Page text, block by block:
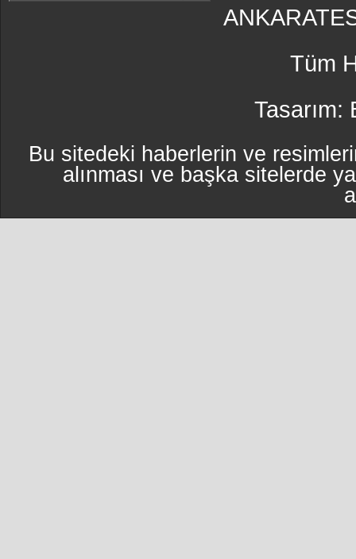
Tüm
Tasarım:
Bu sitedeki haberlerin ve
alınması ve başka sitelerde